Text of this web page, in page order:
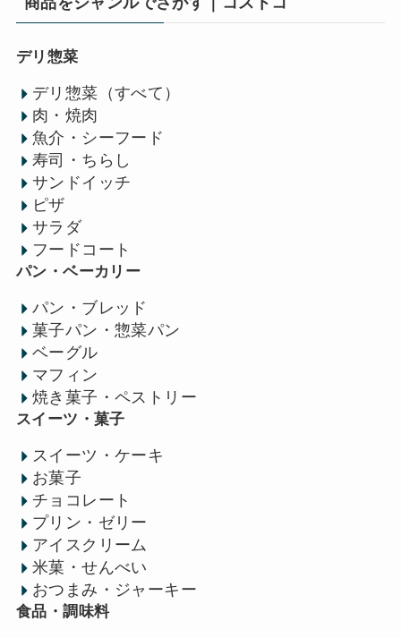
デリ惣菜
デリ惣菜（すべて）
肉・焼肉
魚介・シーフード
寿司・ちらし
サンドイッチ
ピザ
サラダ
フードコート
パン・ベーカリー
パン・ブレッド
菓子パン・惣菜パン
ベーグル
マフィン
焼き菓子・ペストリー
スイーツ・菓子
スイーツ・ケーキ
お菓子
チョコレート
プリン・ゼリー
アイスクリーム
米菓・せんべい
おつまみ・ジャーキー
食品・調味料